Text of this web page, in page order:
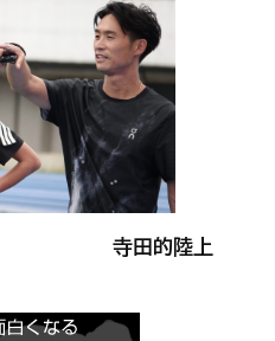
寺田的陸上